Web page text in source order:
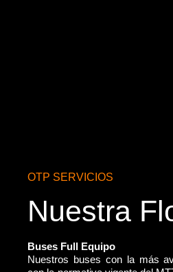
OTP SERVICIOS
Nuestra
Buses Full Equipo
Nuestros buses con la más